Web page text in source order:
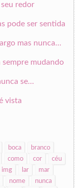
redor
pode ser sentida
mas nunca…
sempre mudando
se…
vista
boca
branco
como cor
céu
img lar
mar
nome
nunca